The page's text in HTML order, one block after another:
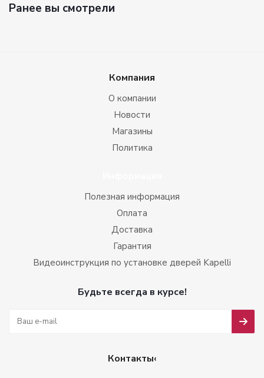
Ранее вы смотрели
Компания
О компании
Новости
Магазины
Политика
Полезная информация
Оплата
Доставка
Гарантия
Видеоинструкция по установке дверей Kapelli
Будьте всегда в курсе!
Контакты‹